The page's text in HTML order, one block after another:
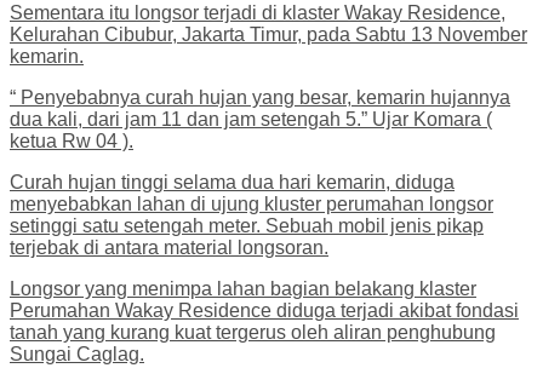
Sementara itu longsor terjadi di klaster Wakay Residence,
Kelurahan Cibubur, Jakarta Timur, pada Sabtu 13 November
kemarin.
“ Penyebabnya curah hujan yang besar, kemarin hujannya
dua kali, dari jam 11 dan jam setengah 5.” Ujar Komara (
ketua Rw 04 ).
Curah hujan tinggi selama dua hari kemarin, diduga
menyebabkan lahan di ujung kluster perumahan longsor
setinggi satu setengah meter. Sebuah mobil jenis pikap
terjebak di antara material longsoran.
Longsor yang menimpa lahan bagian belakang klaster
Perumahan Wakay Residence diduga terjadi akibat fondasi
tanah yang kurang kuat tergerus oleh aliran penghubung
Sungai Caglag.